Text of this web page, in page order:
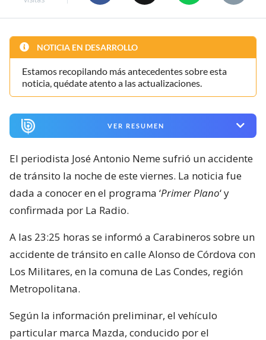
NOTICIA EN DESARROLLO
Estamos recopilando más antecedentes sobre esta
noticia, quédate atento a las actualizaciones.
VER RESUMEN
El periodista José Antonio Neme sufrió un accidente
de tránsito la noche de este viernes. La noticia fue
dada a conocer en el programa ‘Primer Plano‘ y
confirmada por La Radio.
A las 23:25 horas se informó a Carabineros sobre un
accidente de tránsito en calle Alonso de Córdova con
Los Militares, en la comuna de Las Condes, región
Metropolitana.
Según la información preliminar, el vehículo
particular marca Mazda, conducido por el